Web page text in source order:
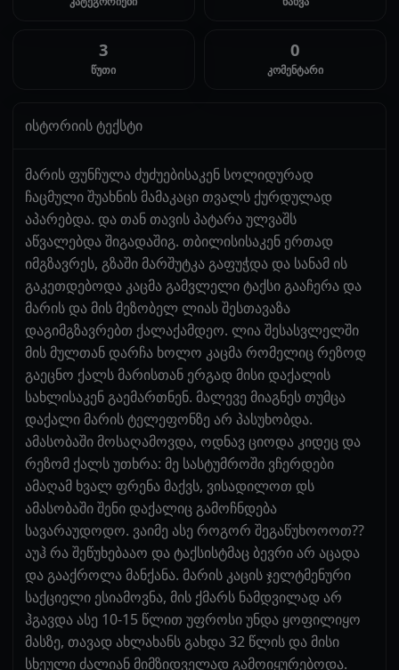
3
წუთი
0
კომენტარი
ისტორიის ტექსტი
მარის ფუნჩულა ძუძუებისაკენ სოლიდურად
ჩაცმული შუახნის მამაკაცი თვალს ქურდულად
აპარებდა. და თან თავის პატარა ულვაშს
აწვალებდა შიგადაშიგ. თბილისისაკენ ერთად
იმგზავრეს, გზაში მარშუტკა გაფუჭდა და სანამ ის
გაკეთდებოდა კაცმა გამვლელი ტაქსი გააჩერა და
მარის და მის მეზობელ ლიას შესთავაზა
დაგიმგზავრებთ ქალაქამდეო. ლია შესასვლელში
მის მულთან დარჩა ხოლო კაცმა რომელიც რეზოდ
გაეცნო ქალს მარისთან ერგად მისი დაქალის
სახლისაკენ გაემართნენ. მალევე მიაგნეს თუმცა
დაქალი მარის ტელეფონზე არ პასუხობდა.
ამასობაში მოსაღამოვდა, ოდნავ ციოდა კიდეც და
რეზომ ქალს უთხრა: მე სასტუმროში ვჩერდები
ამაღამ ხვალ ფრენა მაქვს, ვისადილოთ დს
ამასობაში შენი დაქალიც გამოჩნდება
სავარაუდოდო. ვაიმე ასე როგორ შეგაწუხოოოთ??
აუჰ რა შეწუხებააო და ტაქსისტმაც ბევრი არ აცადა
და გააქროლა მანქანა. მარის კაცის ჯელტმენური
საქციელი ესიამოვნა, მის ქმარს ნამდვილად არ
ჰგავდა ასე 10-15 წლით უფროსი უნდა ყოფილიყო
მასზე, თავად ახლახანს გახდა 32 წლის და მისი
სხეული ძალიან მიმზიდველად გამოიყურებოდა.